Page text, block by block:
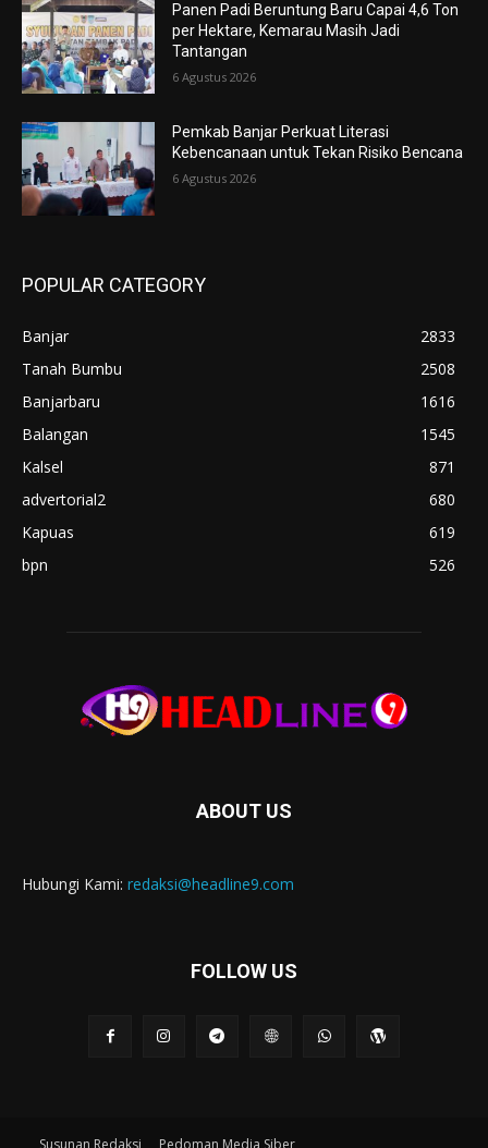
Panen Padi Beruntung Baru Capai 4,6 Ton
per Hektare, Kemarau Masih Jadi
Tantangan
6 Agustus 2026
Pemkab Banjar Perkuat Literasi
Kebencanaan untuk Tekan Risiko Bencana
6 Agustus 2026
POPULAR CATEGORY
Banjar
2833
Tanah Bumbu
2508
Banjarbaru
1616
Balangan
1545
Kalsel
871
advertorial2
680
Kapuas
619
bpn
526
ABOUT US
Hubungi Kami: redaksi@headline9.com
FOLLOW US
Susunan Redaksi Pedoman Media Siber